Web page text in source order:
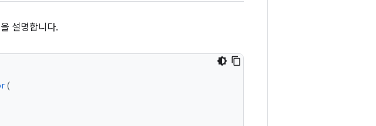
설명합니다.
(